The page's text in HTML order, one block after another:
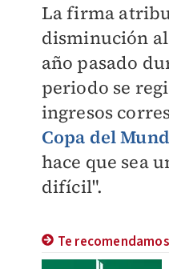
La firma
disminución
año pasado
periodo se
ingresos
Copa del
hace que sea
difícil".
Te